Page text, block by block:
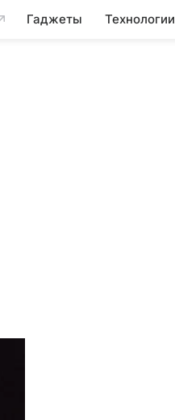
Гаджеты Технологии